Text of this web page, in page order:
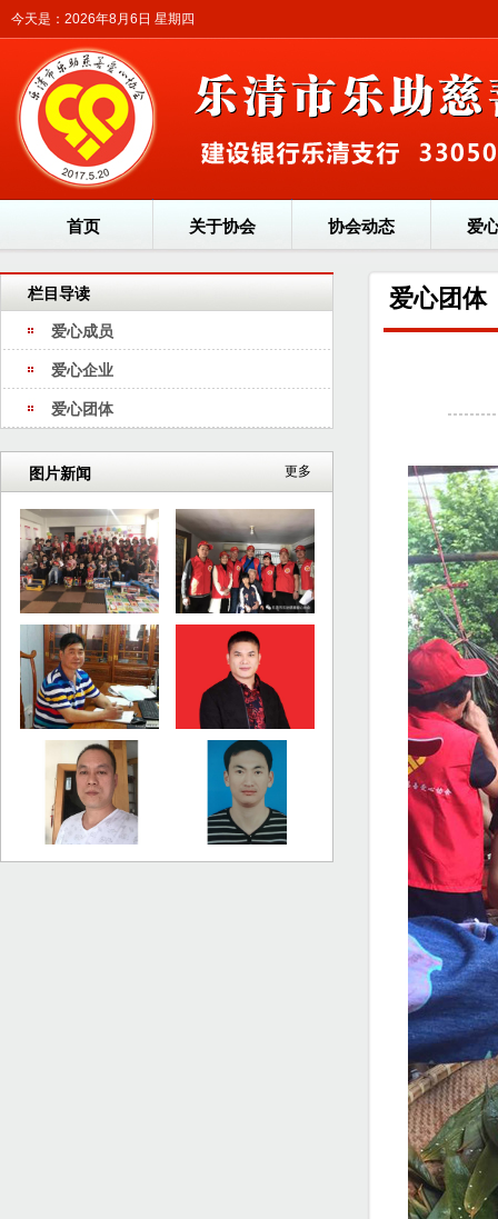
今天是：2026年8月6日 星期四
首页 关于协会 协会动态 爱
栏目导读
爱心成员
爱心企业
爱心团体
图片新闻 更多
爱心团体